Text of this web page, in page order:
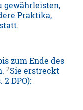
gewährleisten,
Praktika,
zum Ende des
2Sie erstreckt
DPO):